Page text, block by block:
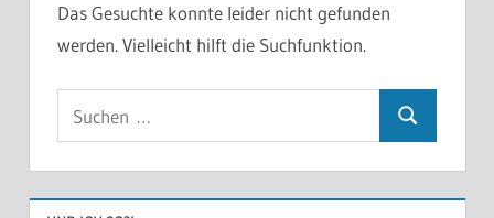
Das Gesuchte konnte leider nicht gefunden
werden. Vielleicht hilft die Suchfunktion.
nach:
Suchen